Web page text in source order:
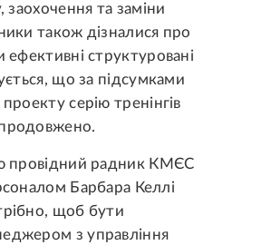
заохочення та заміни
також дізналися про
структуровані
що за підсумками
серію тренінгів
провідний радник КМЄС
Барбара Келлі
щоб бути
з управління